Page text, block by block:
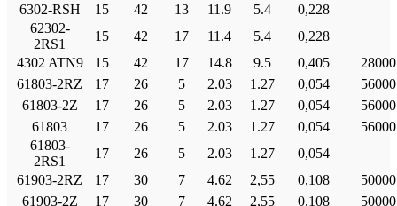
6302-RSH
15 42 13 11.9 5.4
0,228
62302-
2RS1
15 42 17 11.4 5.4
0,228
4302 ATN9
15 42 17 14.8 9.5 0,405
28000
61803-2RZ
17 26 5 2.03 1.27 0,054
56000
61803-2Ζ
17 26 5 2.03 1.27 0,054
56000
61803
17 26 5 2.03 1.27 0,054
56000
61803-
2RS1
17 26 5 2.03 1.27
0,054
61903-2RZ
17 30 7 4.62 2,55 0,108
50000
61903-2Ζ
17 30 7 4.62 2,55 0,108
50000